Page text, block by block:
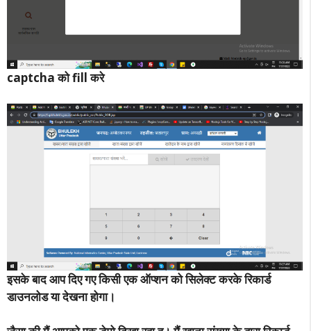
captcha को fill करे
इसके बाद आप दिए गए किसी एक ऑप्शन को सिलेक्ट करके रिकार्ड
डाउनलोड या देखना होगा।